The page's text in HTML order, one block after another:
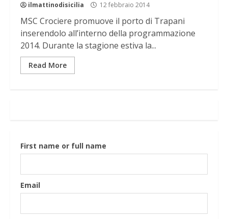
ilmattinodisicilia 12 febbraio 2014
MSC Crociere promuove il porto di Trapani
inserendolo all’interno della programmazione
2014. Durante la stagione estiva la...
Read More
First name or full name
Email